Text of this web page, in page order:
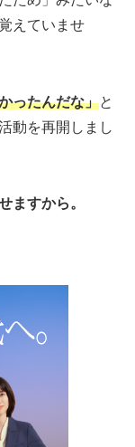
えていませ
ったんだな」と
動を再開しまし
ますから。